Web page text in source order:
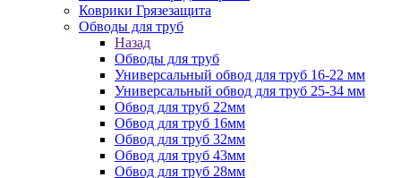
Коврики Грязезащита
Обводы для труб
Назад
Обводы для труб
Универсальный обвод для труб 16-22 мм
Универсальный обвод для труб 25-34 мм
Обвод для труб 22мм
Обвод для труб 16мм
Обвод для труб 32мм
Обвод для труб 43мм
Обвод для труб 28мм